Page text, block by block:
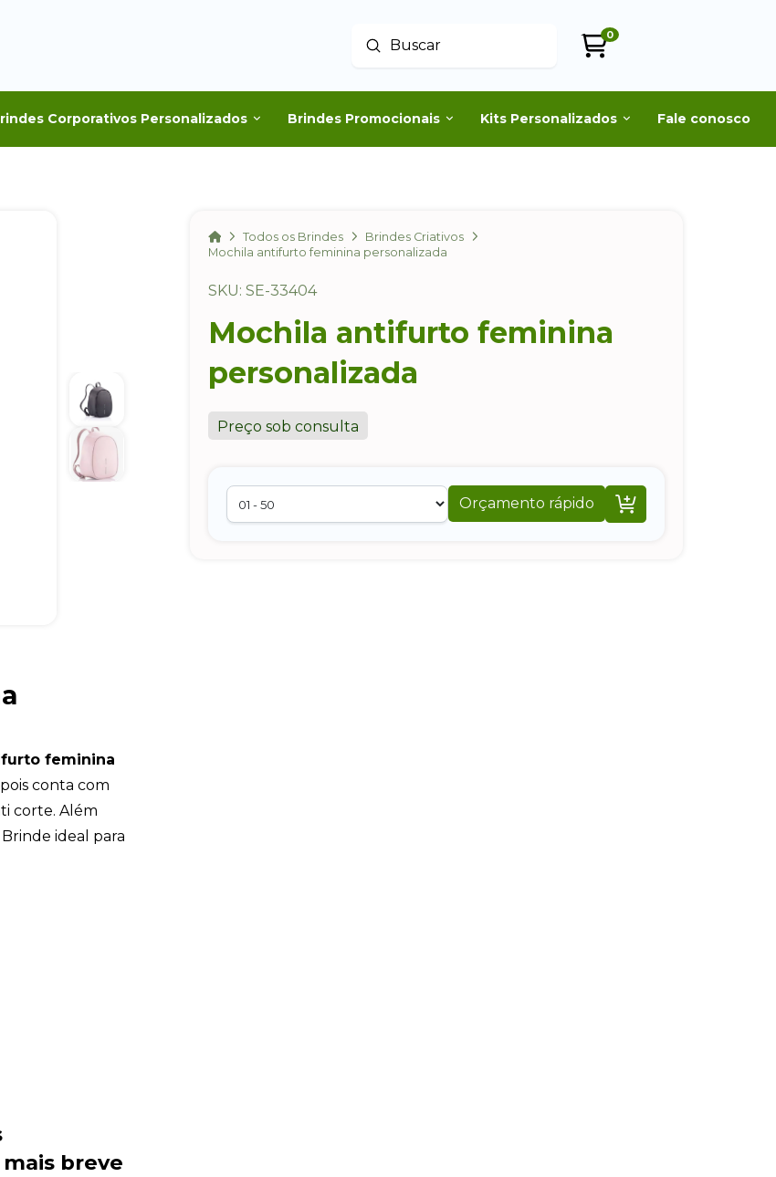
Buscar
Enviar
0
Corporativos Personalizados Brindes Promocionais Kits Personalizados Fale conosco
HomeTodos os Brindes
Brindes Criativos
Mochila antifurto feminina personalizada
SKU: SE-33404
Mochila antifurto feminina
personalizada
Preço sob consulta
Orçamento rápido 
feminina
conta com
corte. Além
ideal para
breve